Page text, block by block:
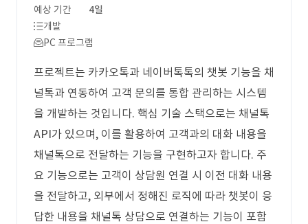
예상 기간
4일
개발
PC 프로그램
프로젝트는 카카오톡과 네이버톡톡의 챗봇 기능을 채
널톡과 연동하여 고객 문의를 통합 관리하는 시스템
을 개발하는 것입니다. 핵심 기술 스택으로는 채널톡
API가 있으며, 이를 활용하여 고객과의 대화 내용을
채널톡으로 전달하는 기능을 구현하고자 합니다. 주
요 기능으로는 고객이 상담원 연결 시 이전 대화 내용
을 전달하고, 외부에서 정해진 로직에 따라 챗봇이 응
답한 내용을 채널톡 상담으로 연결하는 기능이 포함